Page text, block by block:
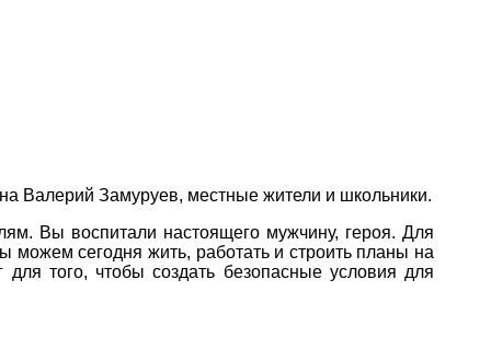
Валерий Замуруев, местные жители и школьники.
Вы воспитали настоящего мужчину, героя. Для
можем сегодня жить, работать и строить планы на
того, чтобы создать безопасные условия для